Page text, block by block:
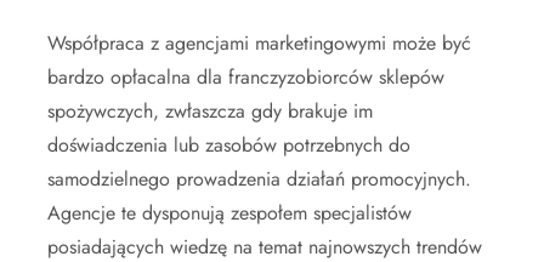
Współpraca z agencjami marketingowymi może być
bardzo opłacalna dla franczyzobiorców sklepów
spożywczych, zwłaszcza gdy brakuje im
doświadczenia lub zasobów potrzebnych do
samodzielnego prowadzenia działań promocyjnych.
Agencje te dysponują zespołem specjalistów
posiadających wiedzę na temat najnowszych trendów